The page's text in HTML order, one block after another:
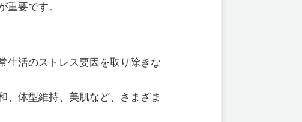
要です。
生活のストレス要因を取り除きな
、体型維持、美肌など、さまざま